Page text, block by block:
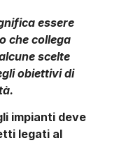
essere
che collega
scelte
obiettivi di
impianti deve
legati al